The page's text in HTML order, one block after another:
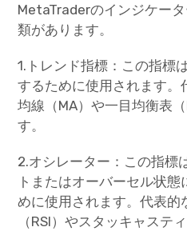
MetaTraderのインジケー
類があります。
1.トレンド指標：この指標
するために使用されます。
均線（MA）や一目均衡表
す。
2.オシレーター：この指標
トまたはオーバーセル状
めに使用されます。代表的
（RSI）やスタッキャステ